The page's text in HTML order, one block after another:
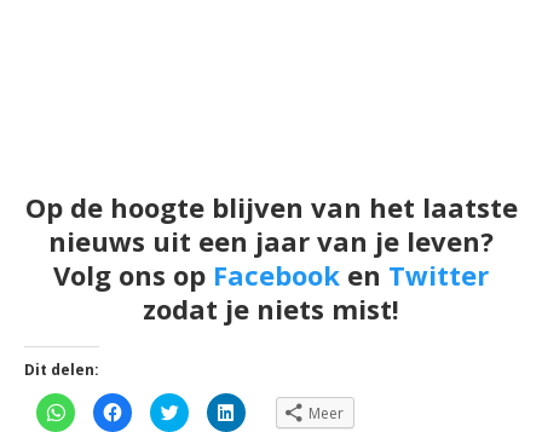
Op de hoogte blijven van het laatste
nieuws uit een jaar van je leven?
Volg ons op Facebook en Twitter
zodat je niets mist!
Dit delen:
Klik
om
Klik
om
Klik
om
Klik
om Meer